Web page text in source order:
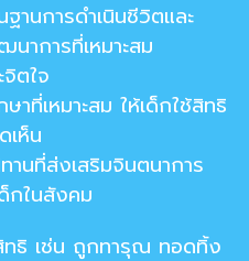
านการดำเนินชีวิตและ
าการที่เหมาะสม
ตใจ
าที่เหมาะสม ให้เด็กใช้สิทธิ
เห็น
นที่ส่งเสริมจินตนาการ
กในสังคม
ทธิ เช่น ถูกทารุณ ทอดทิ้ง